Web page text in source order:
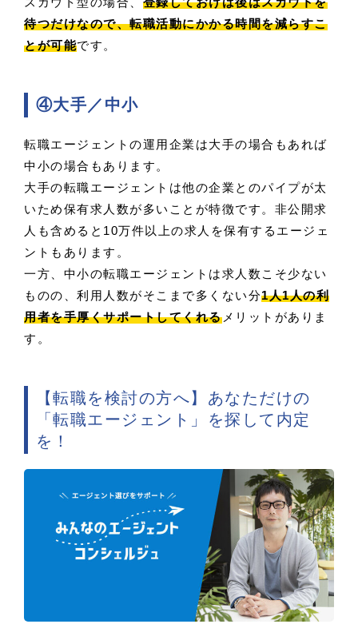
待つだけなので、転職活動にかかる時間を減らすこ
とが可能です。
④大手／中小
転職エージェントの運用企業は大手の場合もあれば
中小の場合もあります。
大手の転職エージェントは他の企業とのパイプが太
いため保有求人数が多いことが特徴です。非公開求
人も含めると10万件以上の求人を保有するエージェ
ントもあります。
一方、中小の転職エージェントは求人数こそ少ない
ものの、利用人数がそこまで多くない分1人1人の利
用者を手厚くサポートしてくれるメリットがありま
す。
【転職を検討の方へ】あなただけの
「転職エージェント」を探して内定
を！